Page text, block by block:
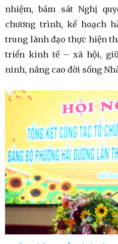
nhiệm, bám sát Nghị
chương trình, kế hoạch
trung lãnh đạo thực hiện
triển kinh tế – xã hội,
ninh, nâng cao đời sống